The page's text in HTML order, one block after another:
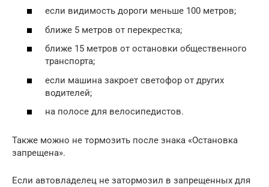
если видимость дороги меньше 100 метров;
ближе 5 метров от перекрестка;
ближе 15 метров от остановки общественного
транспорта;
если машина закроет светофор от других
водителей;
на полосе для велосипедистов.
Также можно не тормозить после знака «Остановка
запрещена».
Если автовладелец не затормозил в запрещенных для